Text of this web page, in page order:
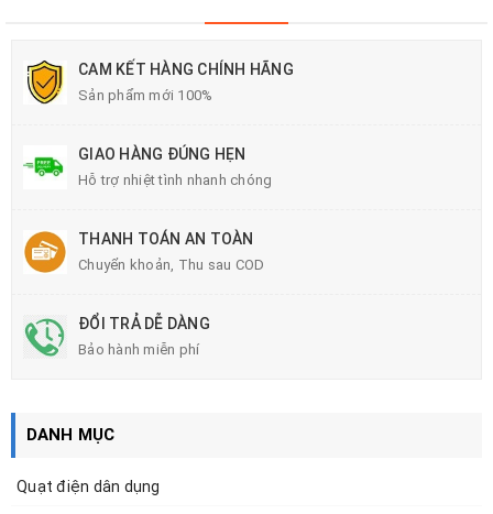
CAM KẾT HÀNG CHÍNH HÃNG
Sản phẩm mới 100%
GIAO HÀNG ĐÚNG HẸN
Hỗ trợ nhiệt tình nhanh chóng
THANH TOÁN AN TOÀN
Chuyển khoản, Thu sau COD
ĐỔI TRẢ DỄ DÀNG
Bảo hành miễn phí
DANH MỤC
Quạt điện dân dụng